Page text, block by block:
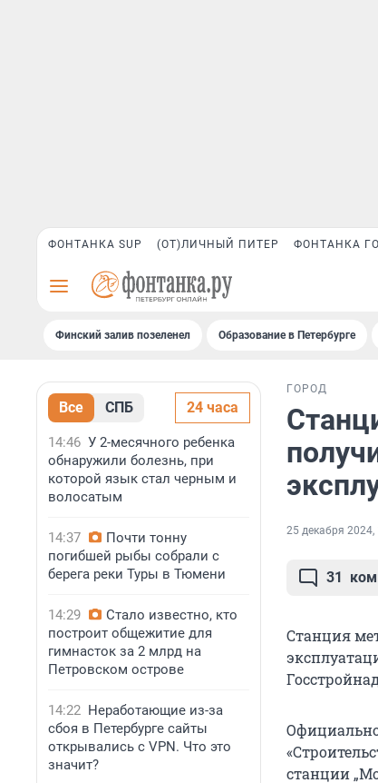
ФОНТАНКА SUP (ОТ)ЛИЧНЫЙ ПИТЕР ФОНТАНКА ГО
Финский залив позеленел Образование в Петербурге
Все СПБ 24 часа
14:46 У 2-месячного ребенка
обнаружили болезнь, при
которой язык стал черным и
волосатым
14:37
Почти тонну
погибшей рыбы собрали с
берега реки Туры в Тюмени
14:29
Стало известно, кто
построит общежитие для
гимнасток за 2 млрд на
Петровском острове
14:22 Неработающие из-за
сбоя в Петербурге сайты
открывались с VPN. Что это
значит?
ГОРОД
25 декабря 2024,
31
Станция
станции